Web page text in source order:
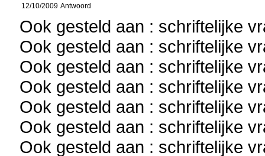
12/10/2009 Antwoord
Ook gesteld aan : schriftelijke
Ook gesteld aan : schriftelijke
Ook gesteld aan : schriftelijke
Ook gesteld aan : schriftelijke
Ook gesteld aan : schriftelijke
Ook gesteld aan : schriftelijke
Ook gesteld aan : schriftelijke